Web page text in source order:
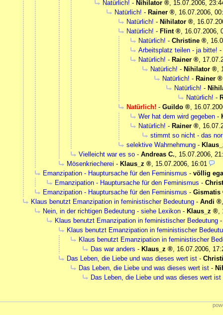
Natürlich! - Nihilator
15.07.2006,
Natürlich! - Rainer
16.07.2006,
Natürlich! - Nihilator
Natürlich! - Flint
16.07.2006,
Natürlich! - Christine
Arbeitsplatz teilen - ja bitte! -
Natürlich! - Rainer
Natürlich! - Nihilator
Natürlich! - Rainer
Natürlich! -
Natürlich! -
Natürlich! - Guildo
Wer hat dem wird gegeben -
Natürlich! - Rainer
stimmt so nicht - das
selektive Wahrnehmung -
Vielleicht war es so - Andreas C.
15.07.2006,
Mösenkriecherei - Klaus_z
15.07.2006, 16:01
Emanzipation - Hauptursache für den Feminismus - völlig
Emanzipation - Hauptursache für den Feminismus -
Emanzipation - Hauptursache für den Feminismus - Gismatis
Klaus benutzt Emanzipation in feministischer Bedeutung - Andi
Nein, in der richtigen Bedeutung - siehe Lexikon - Klaus_z
Klaus benutzt Emanzipation in feministischer Bedeutung
Klaus benutzt Emanzipation in feministischer
Klaus benutzt Emanzipation in feministischer
Das war anders - Klaus_z
16.07.2006,
Das Leben, die Liebe und was dieses wert ist -
Das Leben, die Liebe und was dieses wert ist -
Das Leben, die Liebe und was dieses wert ist